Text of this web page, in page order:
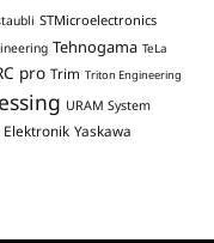
STMicroelectronics
Tehnogama TeLa
pro Trim Triton Engineering
URAM System
Yaskawa